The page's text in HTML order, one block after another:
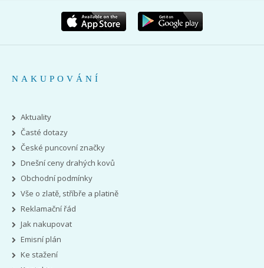
NAKUPOVÁNÍ
Aktuality
Časté dotazy
České puncovní značky
Dnešní ceny drahých kovů
Obchodní podmínky
Vše o zlatě, stříbře a platině
Reklamační řád
Jak nakupovat
Emisní plán
Ke stažení